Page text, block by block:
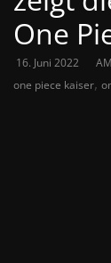
One
16. Juni 2022 AM
one piece kaiser,